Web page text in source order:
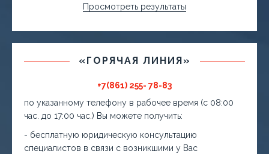
Просмотреть результаты
«ГОРЯЧАЯ ЛИНИЯ»
+7(861) 255- 78-83
по указанному телефону в рабочее время (с 08:00
час. до 17:00 час.) Вы можете получить:
- бесплатную юридическую консультацию
специалистов в связи с возникшими у Вас